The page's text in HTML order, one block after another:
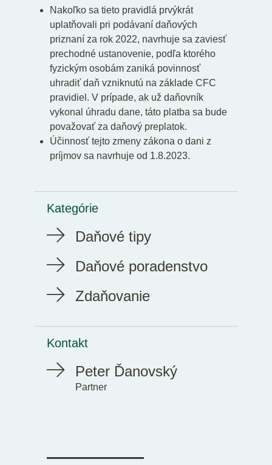
Nakoľko sa tieto pravidlá prvýkrát
uplatňovali pri podávaní daňových
priznaní za rok 2022, navrhuje sa zaviesť
prechodné ustanovenie, podľa ktorého
fyzickým osobám zaniká povinnosť
uhradiť daň vzniknutú na základe CFC
pravidiel. V prípade, ak už daňovník
vykonal úhradu dane, táto platba sa bude
považovať za daňový preplatok.
Účinnosť tejto zmeny zákona o dani z
príjmov sa navrhuje od 1.8.2023.
Kategórie
Daňové tipy
Daňové poradenstvo
Zdaňovanie
Kontakt
Peter Ďanovský
Partner